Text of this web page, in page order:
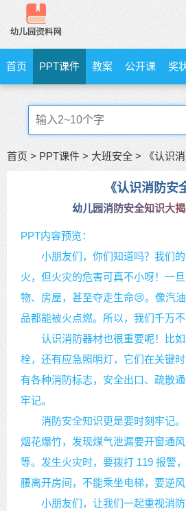
首页 PPT课件 教案 公开课 奖
首页 > PPT课件 > 大班安全 >
《认识消防安
幼儿园消防安全知识大
PPT内容预览：
小朋友们，你们知道吗？我们的
火，但火灾的危害可真不小呀！一
物、房屋，甚至夺走生命😢。像汽
品都能被火点燃。所以，我们千万不
认识消防器材也很重要呢！比如
栓，还有应急照明灯，它们在关键
有各种消防标志，安全出口、疏散
牢记。
消防安全知识更是要时刻牢记。
烟花爆竹，发现煤气泄漏要开窗通
等。发生火灾时，要拨打 119 报警
腰离开房间，不能乘坐电梯，要逆风
小朋友们，让我们一起重视消防